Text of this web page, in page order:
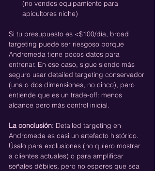
(no vendes equipamiento para
apicultores niche)
Si tu presupuesto es <$100/día, broad
targeting puede ser riesgoso porque
Andromeda tiene pocos datos para
entrenar. En ese caso, sigue siendo más
seguro usar detailed targeting conservador
(una o dos dimensiones, no cinco), pero
entiende que es un trade-off: menos
alcance pero más control inicial.
La conclusión: Detailed targeting en
Andromeda es casi un artefacto histórico.
Úsalo para exclusiones (no quiero mostrar
a clientes actuales) o para amplificar
señales débiles, pero no esperes que sea